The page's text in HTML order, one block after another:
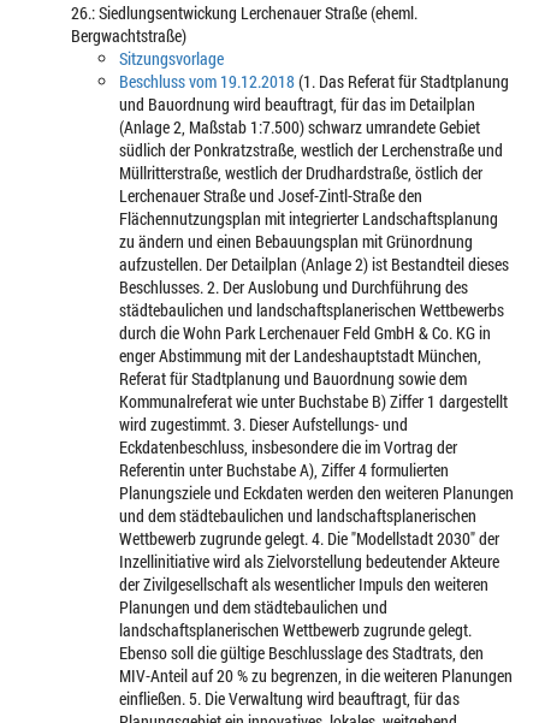
26.: Siedlungsentwickung Lerchenauer Straße (eheml.
Bergwachtstraße)
Sitzungsvorlage
Beschluss vom 19.12.2018(1. Das Referat für Stadtplanung
und Bauordnung wird beauftragt, für das im Detailplan
(Anlage 2, Maßstab 1:7.500) schwarz umrandete Gebiet
südlich der Ponkratzstraße, westlich der Lerchenstraße und
Müllritterstraße, westlich der Drudhardstraße, östlich der
Lerchenauer Straße und Josef-Zintl-Straße den
Flächennutzungsplan mit integrierter Landschaftsplanung
zu ändern und einen Bebauungsplan mit Grünordnung
aufzustellen. Der Detailplan (Anlage 2) ist Bestandteil dieses
Beschlusses. 2. Der Auslobung und Durchführung des
städtebaulichen und landschaftsplanerischen Wettbewerbs
durch die Wohn Park Lerchenauer Feld GmbH & Co. KG in
enger Abstimmung mit der Landeshauptstadt München,
Referat für Stadtplanung und Bauordnung sowie dem
Kommunalreferat wie unter Buchstabe B) Ziffer 1 dargestellt
wird zugestimmt. 3. Dieser Aufstellungs- und
Eckdatenbeschluss, insbesondere die im Vortrag der
Referentin unter Buchstabe A), Ziffer 4 formulierten
Planungsziele und Eckdaten werden den weiteren Planungen
und dem städtebaulichen und landschaftsplanerischen
Wettbewerb zugrunde gelegt. 4. Die "Modellstadt 2030" der
Inzellinitiative wird als Zielvorstellung bedeutender Akteure
der Zivilgesellschaft als wesentlicher Impuls den weiteren
Planungen und dem städtebaulichen und
landschaftsplanerischen Wettbewerb zugrunde gelegt.
Ebenso soll die gültige Beschlusslage des Stadtrats, den
MIV-Anteil auf 20 % zu begrenzen, in die weiteren Planungen
einfließen. 5. Die Verwaltung wird beauftragt, für das